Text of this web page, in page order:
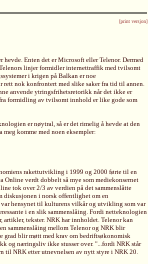
[print versjon]
Enten det er Microsoft eller Telenor. Dermed
linjer formidler internettraffik med tvilsomt
i krigen på Balkan er noe
nok konfrontert med slike saker fra tid til annen.
anvende ytringsfrihetsretorikk når det ikke er
formidling av tvilsomt innhold er like gode som
er nøytral, så er det rimelig å hevde at den
komme med noen eksempler:
rakettutvikling i 1999 og 2000 førte til en
Online verdt dobbelt så mye som mediekonsernet
tok over 2/3 av verdien på det sammenslåtte
diskusjonen i norsk offentlighet om en
var hensynet til kulturens vilkår og utvikling som var
i en slik sammenslåing. Fordi netteknologien
artikler, tekster. NRK har innholdet. Telenor kan
sammenslåing mellom Telenor og NRK blir
grad blir møtt med krav om bedriftsøkonomisk
og næringsliv ikke stusser over. "...fordi NRK står
til NRK etter utnevnelsen av nytt styre i NRK 20.